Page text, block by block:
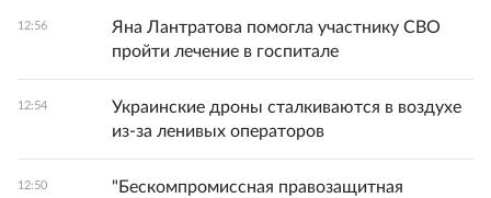
12:56
Яна Лантратова помогла участнику СВО
пройти лечение в госпитале
12:54
Украинские дроны сталкиваются в воздухе
из-за ленивых операторов
12:50
"Бескомпромиссная правозащитная